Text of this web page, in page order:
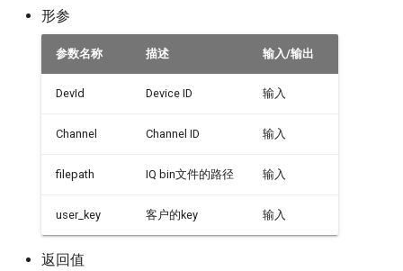
形参
参数名称 描述 输入/输出
DevId Device ID 输入
Channel Channel ID 输入
filepath IQ bin文件的路径 输入
user_key 客户的key 输入
返回值